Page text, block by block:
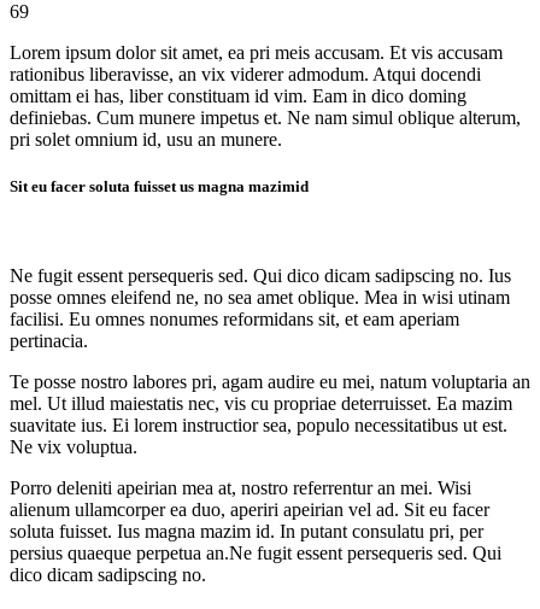
69
Lorem ipsum dolor sit amet, ea pri meis accusam. Et vis accusam
rationibus liberavisse, an vix viderer admodum. Atqui docendi
omittam ei has, liber constituam id vim. Eam in dico doming
definiebas. Cum munere impetus et. Ne nam simul oblique alterum,
pri solet omnium id, usu an munere.
Sit eu facer soluta fuisset us magna mazimid
Ne fugit essent persequeris sed. Qui dico dicam sadipscing no. Ius
posse omnes eleifend ne, no sea amet oblique. Mea in wisi utinam
facilisi. Eu omnes nonumes reformidans sit, et eam aperiam
pertinacia.
Te posse nostro labores pri, agam audire eu mei, natum voluptaria an
mel. Ut illud maiestatis nec, vis cu propriae deterruisset. Ea mazim
suavitate ius. Ei lorem instructior sea, populo necessitatibus ut est.
Ne vix voluptua.
Porro deleniti apeirian mea at, nostro referrentur an mei. Wisi
alienum ullamcorper ea duo, aperiri apeirian vel ad. Sit eu facer
soluta fuisset. Ius magna mazim id. In putant consulatu pri, per
persius quaeque perpetua an.Ne fugit essent persequeris sed. Qui
dico dicam sadipscing no.